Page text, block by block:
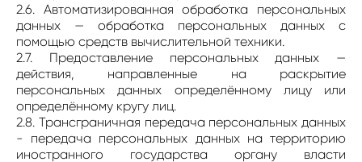
2.6. Автоматизированная обработка персональных
данных — обработка персональных данных с
помощью средств вычислительной техники.
2.7. Предоставление персональных данных —
действия, направленные на раскрытие
персональных данных определённому лицу или
определённому кругу лиц.
2.8. Трансграничная передача персональных данных
- передача персональных данных на территорию
иностранного государства органу власти